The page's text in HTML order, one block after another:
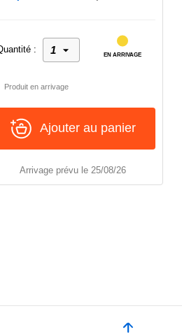
:
EN ARRIVAGE
Produit en arrivage
Ajouter au panier
Arrivage prévu le 25/08/26